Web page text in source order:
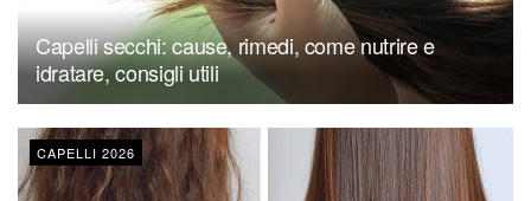
Capelli secchi: cause, rimedi, come nutrire e
idratare, consigli utili
CAPELLI 2026